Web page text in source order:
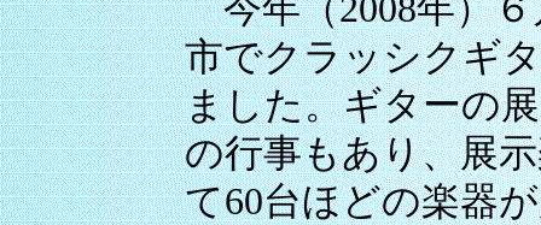
今年（2008年）６
市でクラッシクギ
ました。ギターの
の行事もあり、展
て60台ほどの楽器